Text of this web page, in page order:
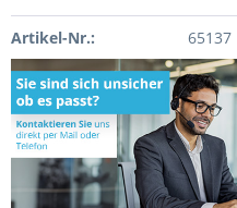
Artikel-Nr.: 65137